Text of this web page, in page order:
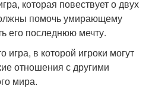
которая повествует о двух
помочь умирающему
его последнюю мечту.
игра, в которой игроки могут
отношения с другими
мира.